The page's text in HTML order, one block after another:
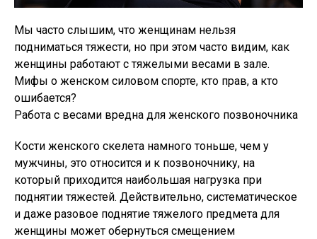
Мы часто слышим, что женщинам нельзя
подниматься тяжести, но при этом часто видим, как
женщины работают с тяжелыми весами в зале.
Мифы о женском силовом спорте, кто прав, а кто
ошибается?
Работа с весами вредна для женского позвоночника
Кости женского скелета намного тоньше, чем у
мужчины, это относится и к позвоночнику, на
который приходится наибольшая нагрузка при
поднятии тяжестей. Действительно, систематическое
и даже разовое поднятие тяжелого предмета для
женщины может обернуться смещением